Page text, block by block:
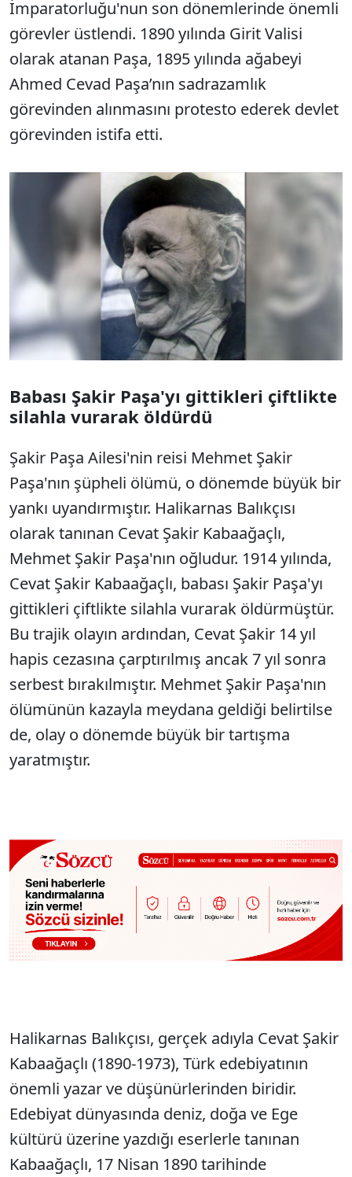
İmparatorluğu'nun son dönemlerinde önemli
görevler üstlendi. 1890 yılında Girit Valisi
olarak atanan Paşa, 1895 yılında ağabeyi
Ahmed Cevad Paşa’nın sadrazamlık
görevinden alınmasını protesto ederek devlet
görevinden istifa etti.
Babası Şakir Paşa'yı gittikleri çiftlikte
silahla vurarak öldürdü
Şakir Paşa Ailesi'nin reisi Mehmet Şakir
Paşa'nın şüpheli ölümü, o dönemde büyük bir
yankı uyandırmıştır. Halikarnas Balıkçısı
olarak tanınan Cevat Şakir Kabaağaçlı,
Mehmet Şakir Paşa'nın oğludur. 1914 yılında,
Cevat Şakir Kabaağaçlı, babası Şakir Paşa'yı
gittikleri çiftlikte silahla vurarak öldürmüştür.
Bu trajik olayın ardından, Cevat Şakir 14 yıl
hapis cezasına çarptırılmış ancak 7 yıl sonra
serbest bırakılmıştır. Mehmet Şakir Paşa'nın
ölümünün kazayla meydana geldiği belirtilse
de, olay o dönemde büyük bir tartışma
yaratmıştır.
Halikarnas Balıkçısı, gerçek adıyla Cevat Şakir
Kabaağaçlı (1890-1973), Türk edebiyatının
önemli yazar ve düşünürlerinden biridir.
Edebiyat dünyasında deniz, doğa ve Ege
kültürü üzerine yazdığı eserlerle tanınan
Kabaağaçlı, 17 Nisan 1890 tarihinde